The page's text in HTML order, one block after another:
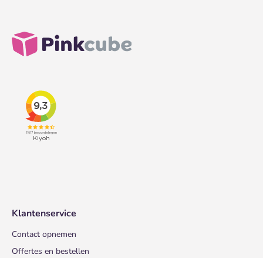
Klantenservice
Contact opnemen
Offertes en bestellen